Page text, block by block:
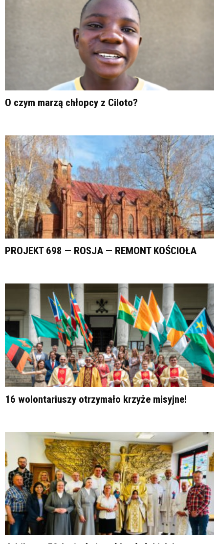
O czym marzą chłopcy z Ciloto?
PROJEKT 698 — ROSJA — REMONT KOŚCIOŁA
16 wolontariuszy otrzymało krzyże misyjne!